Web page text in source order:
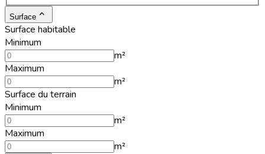
Surface
Surface habitable
Minimum
m²
Maximum
m²
Surface du terrain
Minimum
m²
Maximum
m²